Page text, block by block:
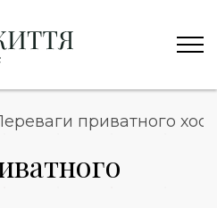
приватного